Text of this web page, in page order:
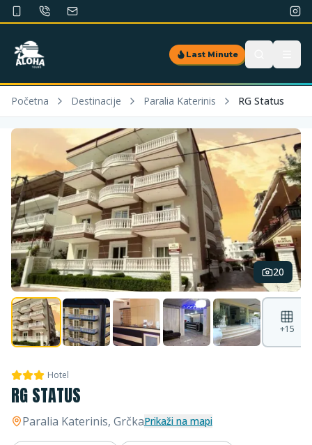
Last Minute
Početna Destinacije Paralia Katerinis RG Status
20
+15
Hotel
RG STATUS
Paralia Katerinis, GrčkaPrikaži na mapi